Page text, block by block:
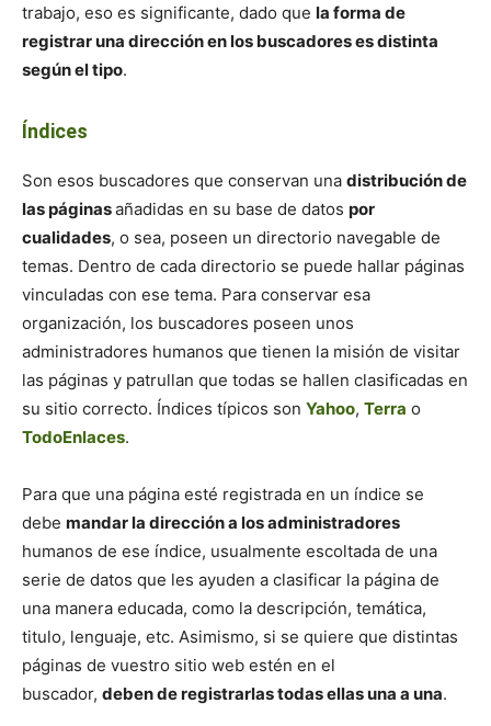
trabajo, eso es significante, dado que la forma de
registrar una dirección en los buscadores es distinta
según el tipo.
Índices
Son esos buscadores que conservan una distribución de
las páginasañadidas en su base de datos por
cualidades, o sea, poseen un directorio navegable de
temas. Dentro de cada directorio se puede hallar páginas
vinculadas con ese tema. Para conservar esa
organización, los buscadores poseen unos
administradores humanos que tienen la misión de visitar
las páginas y patrullan que todas se hallen clasificadas en
su sitio correcto. Índices típicos son Yahoo, Terra o
TodoEnlaces.
Para que una página esté registrada en un índice se
debe mandar la dirección a los administradores
humanos de ese índice, usualmente escoltada de una
serie de datos que les ayuden a clasificar la página de
una manera educada, como la descripción, temática,
titulo, lenguaje, etc. Asimismo, si se quiere que distintas
páginas de vuestro sitio web estén en el
buscador, deben de registrarlas todas ellas una a una.